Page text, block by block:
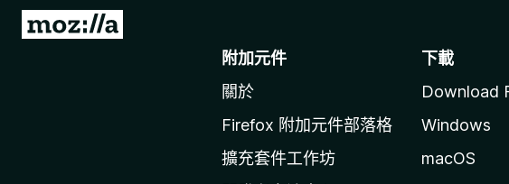
前
附加元件
關於
Firefox 附加元件部落格
擴充套件工作坊
下載
Download
Windows
macOS